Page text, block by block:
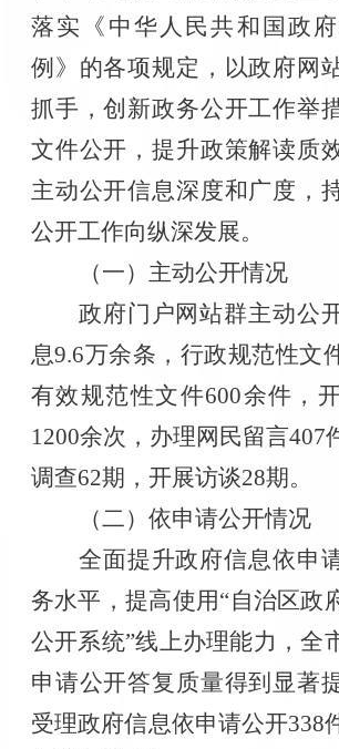
落实《中华人民共和国政
例》的各项规定，以政府网
抓手，创新政务公开工作举
文件公开，提升政策解读质
主动公开信息深度和广度，
公开工作向纵深发展。
（一）主动公开情况
政府门户网站群主动公
息9.6万余条，行政规范性文
有效规范性文件600余件，
1200余次，办理网民留言407
调查62期，开展访谈28期。
（二）依申请公开情况
全面提升政府信息依申
务水平，提高使用“自治区政
公开系统”线上办理能力，全
申请公开答复质量得到显著
受理政府信息依申请公开338